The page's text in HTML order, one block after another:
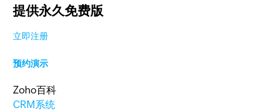
提供永久免费版
立即注册
预约演示
Zoho百科
CRM系统